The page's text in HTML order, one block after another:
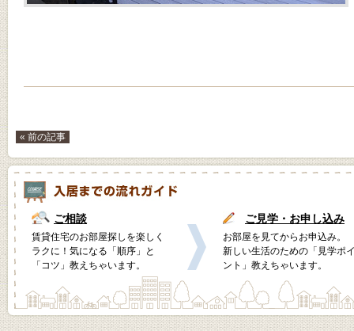
« 前の記事
ご相談
賃貸住宅のお部屋探しを楽しく
ラクに！気になる「順序」と
「コツ」教えちゃいます。
ご見学・お申し込み
お部屋を見てからお申込み。
新しい生活のための「見学ポ
ント」教えちゃいます。